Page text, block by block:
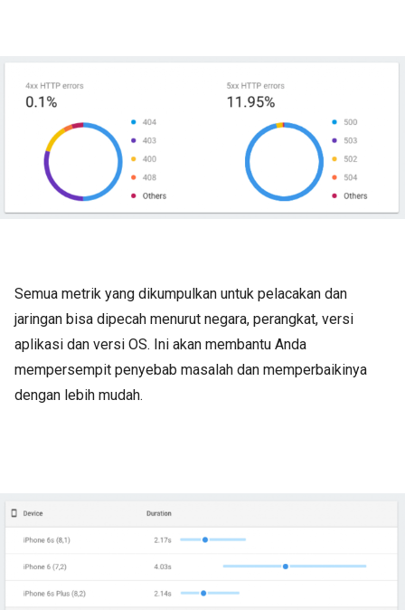
Semua metrik yang dikumpulkan untuk pelacakan dan
jaringan bisa dipecah menurut negara, perangkat, versi
aplikasi dan versi OS. Ini akan membantu Anda
mempersempit penyebab masalah dan memperbaikinya
dengan lebih mudah.